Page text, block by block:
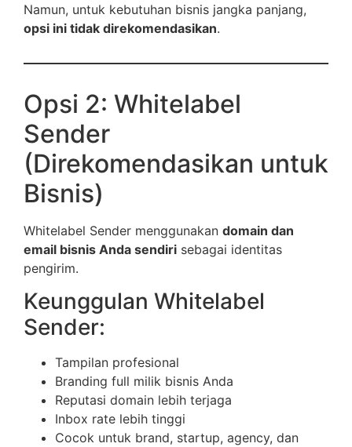
Namun, untuk kebutuhan bisnis jangka panjang,
opsi ini tidak direkomendasikan.
Opsi 2: Whitelabel
Sender
(Direkomendasikan untuk
Bisnis)
Whitelabel Sender menggunakan domain dan
email bisnis Anda sendiri sebagai identitas
pengirim.
Keunggulan Whitelabel
Sender:
Tampilan profesional
Branding full milik bisnis Anda
Reputasi domain lebih terjaga
Inbox rate lebih tinggi
Cocok untuk brand, startup, agency, dan